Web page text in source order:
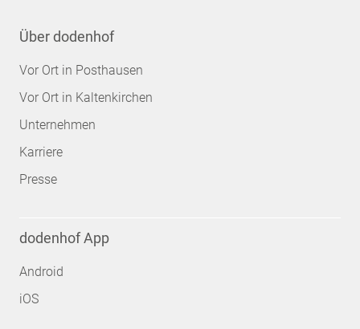
Über dodenhof
Vor Ort in Posthausen
Vor Ort in Kaltenkirchen
Unternehmen
Karriere
Presse
dodenhof App
Android
iOS